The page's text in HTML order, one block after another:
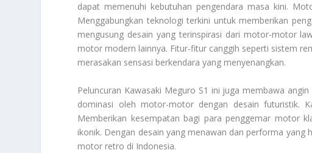
dapat memenuhi kebutuhan pengendara masa kini.
Menggabungkan teknologi terkini untuk memberikan
mengusung desain yang terinspirasi dari motor-motor
motor modern lainnya. Fitur-fitur canggih seperti sistem
merasakan sensasi berkendara yang menyenangkan.
Peluncuran Kawasaki Meguro S1 ini juga membawa
dominasi oleh motor-motor dengan desain futuristik.
Memberikan kesempatan bagi para penggemar motor
ikonik. Dengan desain yang menawan dan performa
motor retro di Indonesia.